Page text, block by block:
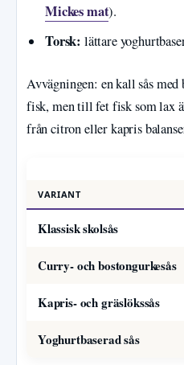
Mickes mat).
Torsk: lättare
Avvägningen: en kall sås med
fisk, men till fet fisk som lax
från citron eller kapris
VARIANT
Klassisk skolsås
Curry- och bostongurkesås
Kapris- och gräslökssås
Yoghurtbaserad sås